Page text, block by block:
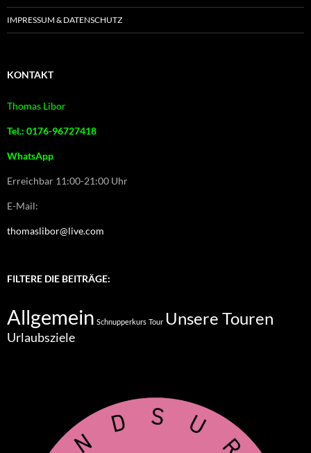
IMPRESSUM & DATENSCHUTZ
KONTAKT
Thomas Libor
Tel.: 0176-96727418
WhatsApp
Erreichbar 11:00-21:00 Uhr
E-Mail:
thomaslibor@live.com
FILTERE DIE BEITRÄGE:
Allgemein Schnupperkurs Tour Unsere Touren
Urlaubsziele